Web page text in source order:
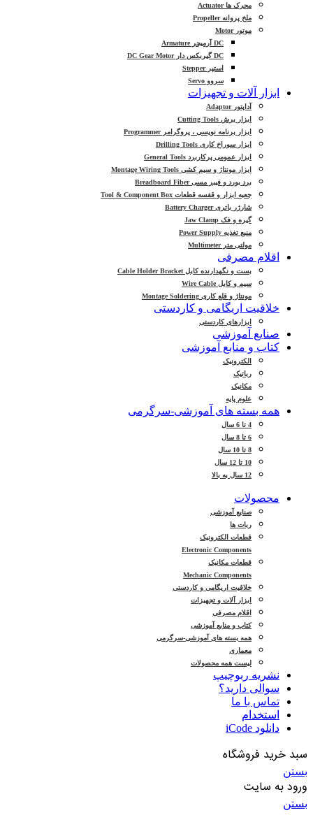
محرک ها Actuator
ملخ پروانه Propeller
موتور Motor
DC آرمیچر Armature
DC گیربکس دار DC Gear Motor
استپر Stepper
سروو Servo
ابزار آلات و تجهیزات
آداپتور Adaptor
ابزار برش Cutting Tools
ابزار برنامه نویسی ، پروگرامر Programmer
ابزار سوراخ کاری Drilling Tools
ابزار عمومی پرکاربرد General Tools
ابزار مونتاژ و سیم کشی Montage Wiring Tools
برد بورد و فیبر مسی Breadboard Fiber
جعبه ابزار و قفسه قطعات Tool & Component Box
شارژر باتری Battery Charger
گیره و فک Jaw Clamp
منبع تغذیه Power Supply
مولتی متر Multimeter
اقلام مصرفی
بست و نگهدارنده کابل Cable Holder Bracket
سیم و کابل Wire Cable
مونتاژ و قلع کاری Montage Soldering
خلاقیت اریگامی و کاردستی
ابزارهای کاردستی
صنایع آموزشی
کتاب و منابع آموزشی
الکترونیک
رباتیک
مکانیک
علوم پایه
همه بسته های آموزشی-سرگرمی
4 تا 6 سال
6 تا 8 سال
8 تا 10 سال
10 تا 12 سال
12 سال به بالا
محصولات
صنایع آموزشی
ربات ها
قطعات الکترونیک
Electronic Components
قطعات مکانیک
Mechanic Components
خلاقیت اریگامی و کاردستی
ابزار آلات و تجهیزات
اقلام مصرفی
کتاب و منابع آموزشی
همه بسته های آموزشی-سرگرمی
معماری
لیست همه محصولات
نشریه ربوچیپ
سوالی دارید؟
تماس با ما
استخدام
دانلود iCode
سبد خرید فروشگاه
بستن
ورود به سایت
بستن